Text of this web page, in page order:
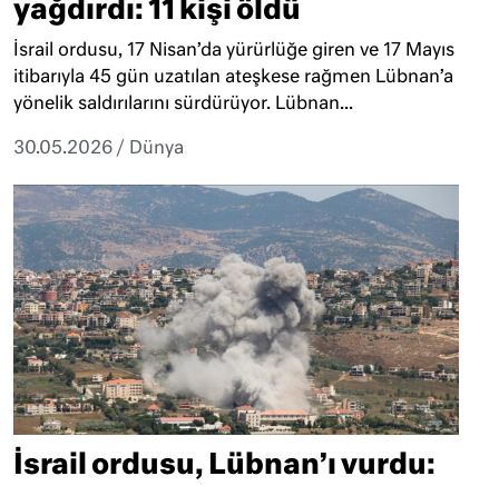
yağdırdı: 11 kişi öldü
İsrail ordusu, 17 Nisan’da yürürlüğe giren ve 17 Mayıs
itibarıyla 45 gün uzatılan ateşkese rağmen Lübnan’a
yönelik saldırılarını sürdürüyor. Lübnan...
30.05.2026 / Dünya
İsrail ordusu, Lübnan’ı vurdu: